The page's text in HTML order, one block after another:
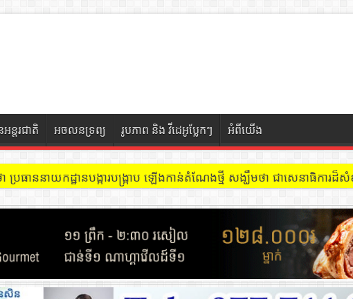
ន្តរជាតិ អចលនទ្រព្យ រូបភាព និង វីដេអូប្លែកៗ អំពីយើង
31 នៅខណ្ឌទួលគោក មានអ្នកជួលបន្ទប់បើកល្បែងសុីសង នៅជាន់ទី៩ បន្ទប់ ៩០២ !